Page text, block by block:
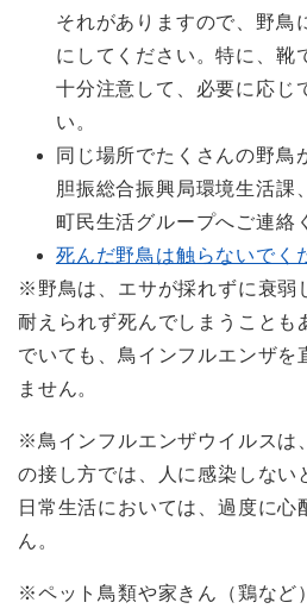
それがありますので、野鳥
にしてください。特に、靴
十分注意して、必要に応じ
い。
同じ場所でたくさんの野鳥
胆振総合振興局環境生活課
町民生活グループへご連絡
死んだ野鳥は触らないでく
※野鳥は、エサが採れずに衰弱
耐えられず死んでしまうことも
でいても、鳥インフルエンザを
ません。
※鳥インフルエンザウイルスは
の接し方では、人に感染しない
日常生活においては、過度に心
ん。
※ペット鳥類や家きん（鶏など